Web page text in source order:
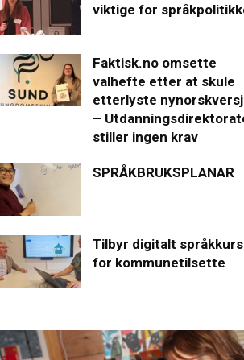
viktige for
Faktisk.no omsette
valhefte etter at skule
etterlyste
–
stiller ingen krav
SPRÅKBRUKSPLANAR
Tilbyr digitalt språkkurs
for kommunetilsette